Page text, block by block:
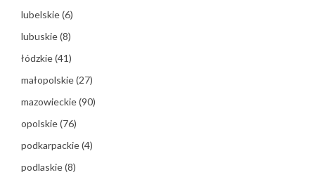
lubelskie(6)
lubuskie(8)
łódzkie(41)
małopolskie(27)
mazowieckie(90)
opolskie(76)
podkarpackie(4)
podlaskie(8)